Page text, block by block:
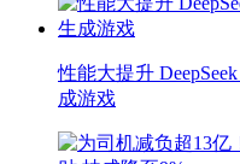
性能大提升
成游戏